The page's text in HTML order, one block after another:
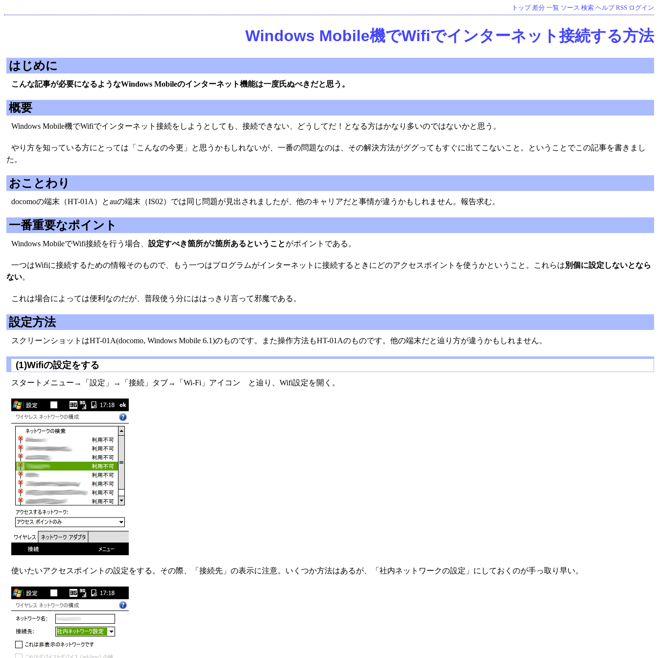
トップ 差分 一覧 ソース 検索 ヘルプ RSS ログイン
Windows Mobile機でWifiでインターネット接続する方法
はじめに
こんな記事が必要になるようなWindows Mobileのインターネット機能は一度氏ぬべきだと思う。
概要
Windows Mobile機でWifiでインターネット接続をしようとしても、接続できない、どうしてだ！となる方はかなり多いのではないかと思う。
やり方を知っている方にとっては「こんなの今更」と思うかもしれないが、一番の問題なのは、その解決方法がググってもすぐに出てこないこと。ということでこの記事を書きまし
た。
おことわり
docomoの端末（HT-01A）とauの端末（IS02）では同じ問題が見出されましたが、他のキャリアだと事情が違うかもしれません。報告求む。
一番重要なポイント
Windows MobileでWifi接続を行う場合、 設定すべき箇所が2箇所あるということがポイントである。
一つはWifiに接続するための情報そのもので、もう一つはプログラムがインターネットに接続するときにどのアクセスポイントを使うかということ。これらは別個に設定しないとなら
ない。
これは場合によっては便利なのだが、普段使う分にははっきり言って邪魔である。
設定方法
スクリーンショットはHT-01A(docomo, Windows Mobile 6.1)のものです。また操作方法もHT-01Aのものです。他の端末だと辿り方が違うかもしれません。
(1)Wifiの設定をする
スタートメニュー→「設定」→「接続」タブ→「Wi-Fi」アイコン と辿り、Wifi設定を開く。
使いたいアクセスポイントの設定をする。その際、「接続先」の表示に注意。いくつか方法はあるが、「社内ネットワークの設定」にしておくのが手っ取り早い。